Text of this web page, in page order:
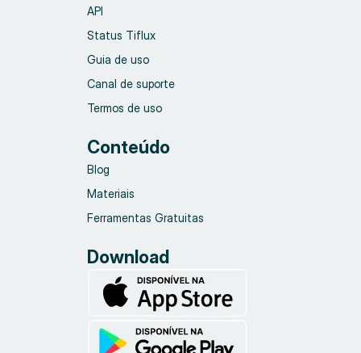
API
Status Tiflux
Guia de uso
Canal de suporte
Termos de uso
Conteúdo
Blog
Materiais
Ferramentas Gratuitas
Download